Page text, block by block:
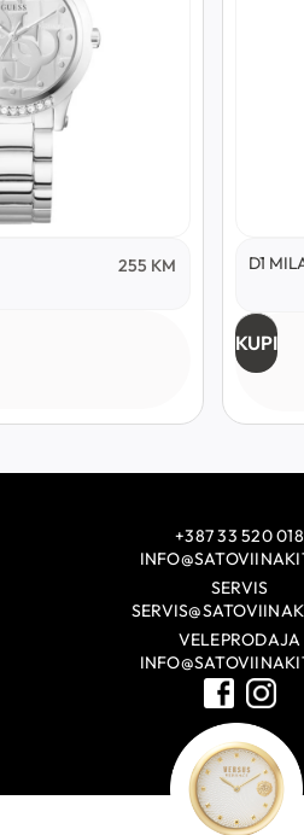
255 KM D1
KUPI
+387 33 520 018
SERVIS
VELEPRODAJA